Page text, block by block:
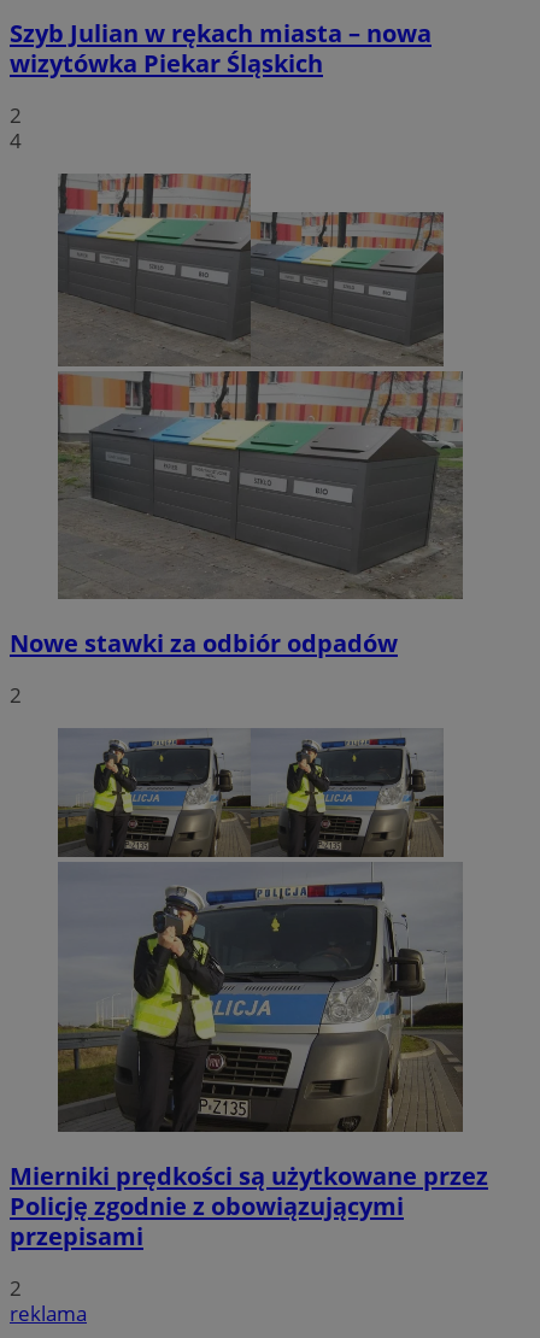
Szyb Julian w rękach miasta – nowa
wizytówka Piekar Śląskich
2
4
Nowe stawki za odbiór odpadów
2
Mierniki prędkości są użytkowane przez
Policję zgodnie z obowiązującymi
przepisami
2
reklama